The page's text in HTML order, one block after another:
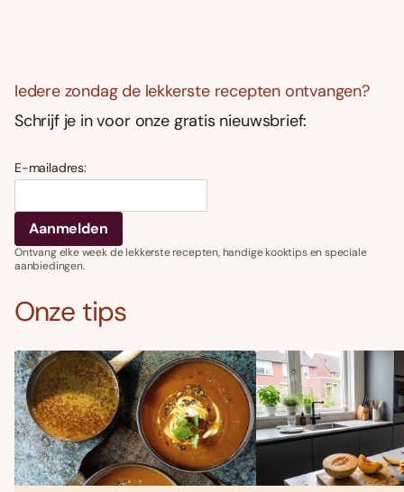
Iedere zondag de lekkerste recepten ontvangen?
Schrijf je in voor onze gratis nieuwsbrief:
E-mailadres:
Ontvang elke week de lekkerste recepten, handige kooktips en speciale
aanbiedingen.
Onze tips